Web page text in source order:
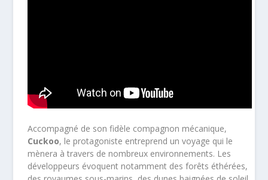
Accompagné de son fidèle compagnon mécanique,
Cuckoo, le protagoniste entreprend un voyage qui le
mènera à travers de nombreux environnements. Les
développeurs évoquent notamment des forêts éthérées,